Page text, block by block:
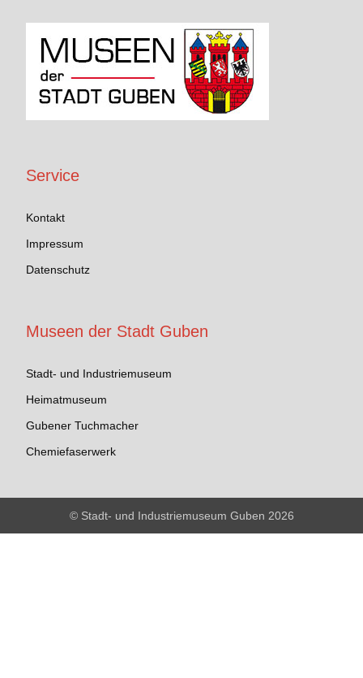
Service
Kontakt
Impressum
Datenschutz
Museen der Stadt Guben
Stadt- und Industriemuseum
Heimatmuseum
Gubener Tuchmacher
Chemiefaserwerk
© Stadt- und Industriemuseum Guben 2026